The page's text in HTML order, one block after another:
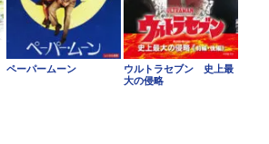
ペーパームーン
ウルトラセブン 史上最
大の侵略